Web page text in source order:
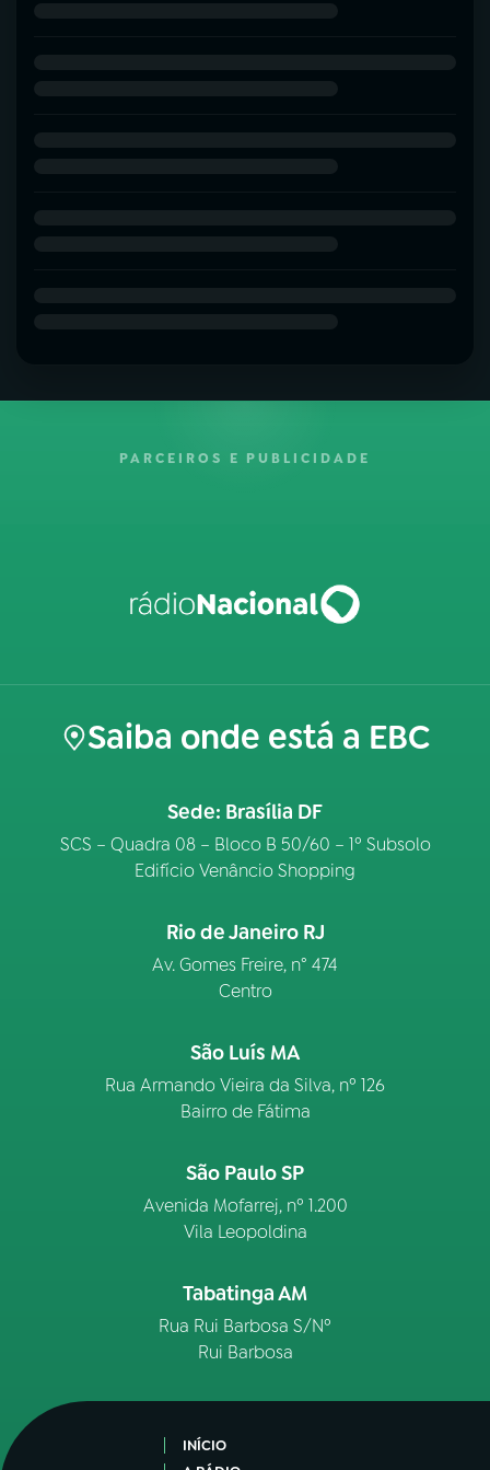
PARCEIROS E PUBLICIDADE
Saiba onde está a EBC
Sede: Brasília DF
SCS – Quadra 08 – Bloco B 50/60 – 1º Subsolo
Edifício Venâncio Shopping
Rio de Janeiro RJ
Av. Gomes Freire, n° 474
Centro
São Luís MA
Rua Armando Vieira da Silva, nº 126
Bairro de Fátima
São Paulo SP
Avenida Mofarrej, nº 1.200
Vila Leopoldina
Tabatinga AM
Rua Rui Barbosa S/Nº
Rui Barbosa
INÍCIO